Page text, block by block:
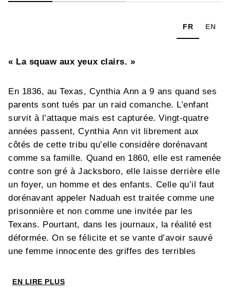
FR EN
« La squaw aux yeux clairs. »
En 1836, au Texas, Cynthia Ann a 9 ans quand ses
parents sont tués par un raid comanche. L’enfant
survit à l’attaque mais est capturée. Vingt-quatre
années passent, Cynthia Ann vit librement aux
côtés de cette tribu qu’elle considère dorénavant
comme sa famille. Quand en 1860, elle est ramenée
contre son gré à Jacksboro, elle laisse derrière elle
un foyer, un homme et des enfants. Celle qu’il faut
dorénavant appeler Naduah est traitée comme une
prisonnière et non comme une invitée par les
Texans. Pourtant, dans les journaux, la réalité est
déformée. On se félicite et se vante d’avoir sauvé
une femme innocente des griffes des terribles
symbole fédérateur d’une nation qui l’a privé des
EN LIRE PLUS